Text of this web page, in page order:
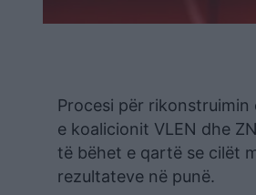
Procesi për
e koalicionit VLEN dhe
të bëhet e qartë se cilët
rezultateve në punë.